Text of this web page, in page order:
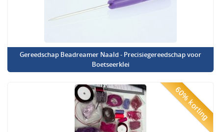
Gereedschap Beadreamer Naald - Precisiegereedschap voor
Boetseerklei
60% korting